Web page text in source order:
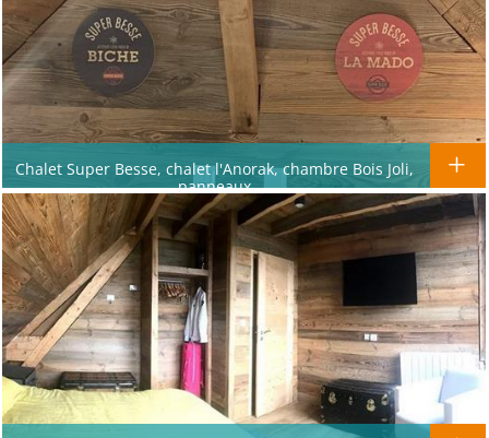
Chalet Super Besse, chalet l'Anorak, chambre Bois Joli,
panneaux